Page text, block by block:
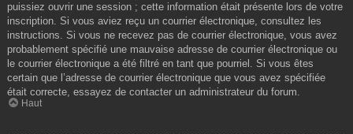
puissiez ouvrir une session ; cette information était présente lors de votre
inscription. Si vous aviez reçu un courrier électronique, consultez les
instructions. Si vous ne recevez pas de courrier électronique, vous avez
probablement spécifié une mauvaise adresse de courrier électronique ou
le courrier électronique a été filtré en tant que pourriel. Si vous êtes
certain que l’adresse de courrier électronique que vous avez spécifiée
était correcte, essayez de contacter un administrateur du forum.
Haut